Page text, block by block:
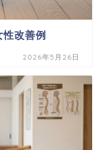
改善例
2026年5月26日